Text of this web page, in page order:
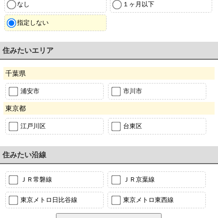
なし １ヶ月以下
指定しない
住みたいエリア
千葉県
浦安市 市川市
東京都
江戸川区 台東区
住みたい沿線
ＪＲ常磐線 ＪＲ京葉線
東京メトロ日比谷線 東京メトロ東西線